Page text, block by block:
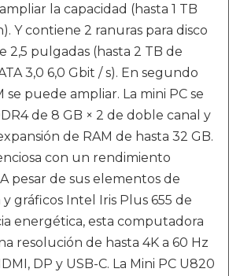
la capacidad (hasta 1 TB
Y contiene 2 ranuras para disco
2,5 pulgadas (hasta 2 TB de
3,0 6,0 Gbit / s). En segundo
se puede ampliar. La mini PC se
de 8 GB × 2 de doble canal y
de RAM de hasta 32 GB.
con un rendimiento
pesar de sus elementos de
gráficos Intel Iris Plus 655 de
energética, esta computadora
resolución de hasta 4K a 60 Hz
DP y USB-C. La Mini PC U820